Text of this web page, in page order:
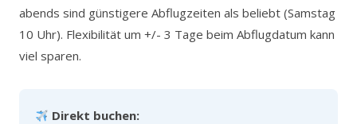
abends sind günstigere Abflugzeiten als beliebt (Samstag
10 Uhr). Flexibilität um +/- 3 Tage beim Abflugdatum kann
viel sparen.
Direkt buchen: